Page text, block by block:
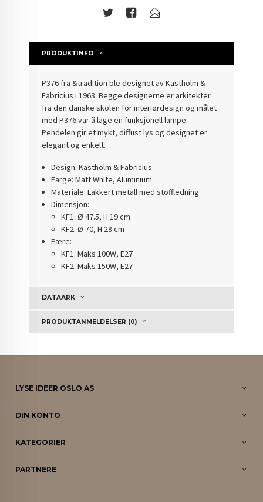
PRODUKTINFO
P376 fra &tradition ble designet av Kastholm &
Fabricius i 1963. Begge designerne er arkitekter
fra den danske skolen for interiørdesign og målet
med P376 var å lage en funksjonell lampe.
Pendelen gir et mykt, diffust lys og designet er
elegant og enkelt.
Design: Kastholm & Fabricius
Farge: Matt White, Aluminium
Materiale: Lakkert metall med stoffledning
Dimensjon:
KF1: Ø 47.5, H 19 cm
KF2: Ø 70, H 28 cm
Pære:
KF1: Maks 100W, E27
KF2: Maks 150W, E27
DATAARK
PRODUKTANMELDELSER (0)
LYSE IDEER OSLO AS
DIN KONTO
KATEGORIER
PARTNERE